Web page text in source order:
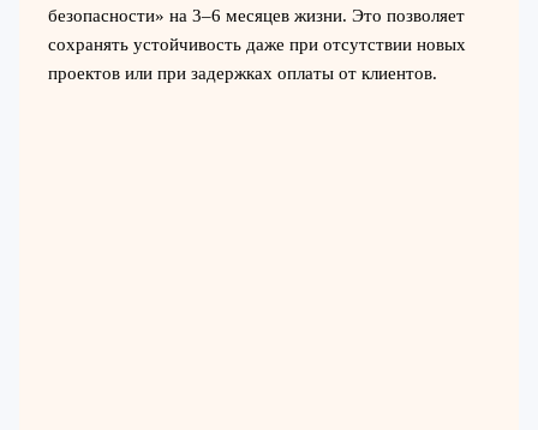
безопасности» на 3–6 месяцев жизни. Это позволяет
сохранять устойчивость даже при отсутствии новых
проектов или при задержках оплаты от клиентов.